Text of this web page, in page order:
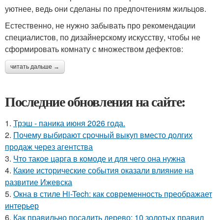
уютнее, ведь они сделаны по предпочтениям жильцов.
Естественно, не нужно забывать про рекомендации
специалистов, по дизайнерскому искусству, чтобы не
сформировать комнату с множеством дефектов:
читать дальше →
Последние обновления на сайте:
1. Трэш - паника июня 2026 года.
2. Почему выбирают срочный выкуп вместо долгих
продаж через агентства
3. Что такое царга в комоде и для чего она нужна
4. Какие исторические события оказали влияние на
развитие Ижевска
5. Окна в стиле Hi-Tech: как современность преображает
интерьер
6. Как правильно посадить дерево: 10 золотых правил